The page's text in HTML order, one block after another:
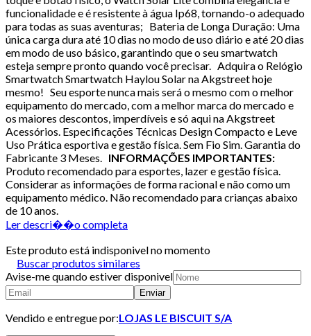
funcionalidade e é resistente à água Ip68, tornando-o adequado
para todas as suas aventuras; Bateria de Longa Duração: Uma
única carga dura até 10 dias no modo de uso diário e até 20 dias
em modo de uso básico, garantindo que o seu smartwatch
esteja sempre pronto quando você precisar. Adquira o Relógio
Smartwatch Smartwatch Haylou Solar na Akgstreet hoje
mesmo! Seu esporte nunca mais será o mesmo com o melhor
equipamento do mercado, com a melhor marca do mercado e
os maiores descontos, imperdíveis e só aqui na Akgstreet
Acessórios. Especificações Técnicas Design Compacto e Leve
Uso Prática esportiva e gestão física. Sem Fio Sim. Garantia do
Fabricante 3 Meses. INFORMAÇÕES IMPORTANTES:
Produto recomendado para esportes, lazer e gestão física.
Considerar as informações de forma racional e não como um
equipamento médico. Não recomendado para crianças abaixo
de 10 anos.
Ler descri��o completa
Este produto está indisponivel no momento
Buscar produtos similares
Avise-me quando estiver disponivel
Enviar
Vendido e entregue por:LOJAS LE BISCUIT S/A